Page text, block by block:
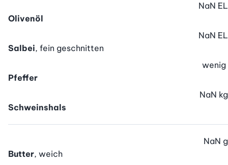
Olivenöl
NaN EL
Salbei, fein geschnitten
NaN EL
Pfeffer
wenig
Schweinshals
NaN kg
Butter, weich
NaN g